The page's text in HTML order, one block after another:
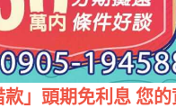
享優惠
款」頭期免利息 您